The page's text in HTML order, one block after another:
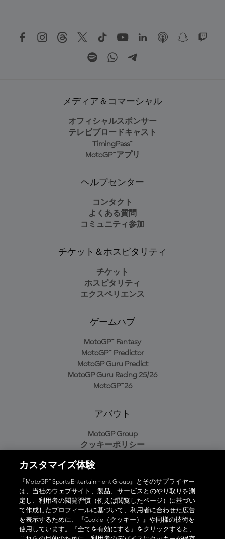
メディア＆コマーシャル
オフィシャルスポンサー
テレビブロードキャスト
TimingPass™
MotoGP™アプリ
ヘルプセンター
コンタクト
よくある質問
コミュニティ参加
チケット＆ホスピタリティ
チケット
ホスピタリティ
エクスペリエンス
ゲームハブ
MotoGP™ Fantasy
MotoGP™ Predictor
MotoGP Guru Predict
MotoGP Guru Racing 25/26
MotoGP™26
アバウト
MotoGP Group
クッキーポリシー
プライバシーポリシー
購入ポリシー
オフィシャルアプリ
カスタマイズ体験
『MotoGP™ Sports Entertainment Group』とそのサプライヤー
は、当社のウェブサイト、製品、サービスとのやり取りを測
定し、利用者の閲覧習慣（例えば閲覧したページ）に基づい
て作成したプロフィールに基づいて、利用者に合わせた広告
を表示するために、『Cookie（クッキー）』や同様の技術を
使用しています。『全てを有効にする』をクリックすると、